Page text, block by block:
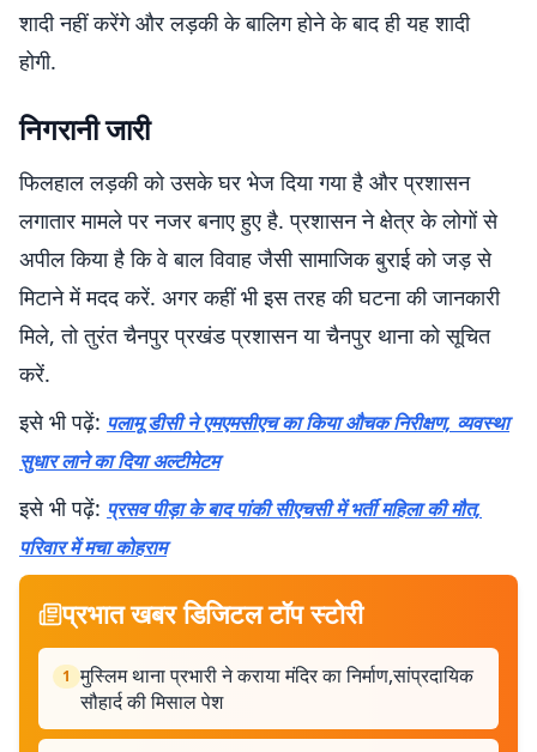
शादी नहीं करेंगे और लड़की के बालिग होने के बाद ही यह शादी
होगी.
निगरानी जारी
फिलहाल लड़की को उसके घर भेज दिया गया है और प्रशासन
लगातार मामले पर नजर बनाए हुए है. प्रशासन ने क्षेत्र के लोगों से
अपील किया है कि वे बाल विवाह जैसी सामाजिक बुराई को जड़ से
मिटाने में मदद करें. अगर कहीं भी इस तरह की घटना की जानकारी
मिले, तो तुरंत चैनपुर प्रखंड प्रशासन या चैनपुर थाना को सूचित
करें.
इसे भी पढ़ें: पलामू डीसी ने एमएमसीएच का किया औचक निरीक्षण, व्यवस्था
सुधार लाने का दिया अल्टीमेटम
इसे भी पढ़ें: प्रसव पीड़ा के बाद पांकी सीएचसी में भर्ती महिला की मौत,
परिवार में मचा कोहराम
प्रभात खबर डिजिटल टॉप स्टोरी
1 मुस्लिम थाना प्रभारी ने कराया मंदिर का निर्माण,सांप्रदायिक
सौहार्द की मिसाल पेश